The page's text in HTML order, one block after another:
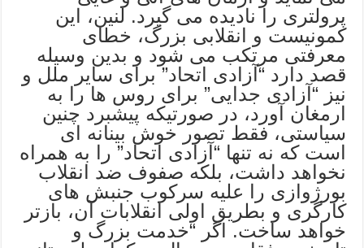
پرولتری را نادیده می گیرد. لنین، این
کمونیست و انقلابی بزرگ، خطای
معرفتی مرتکب می شود و بدین وسیله
قصد دارد “آزادی اتحاد” برای سایر ملل و
نیز “آزادی جدایی” برای روس ها را به
ارمغان آورد، در صورتیکه پیشبرد چنین
سیاستی، فقط تصور خوش بینانه ای
است که نه تنها “آزادی اتحاد” را به همراه
نخواهد داشت، بلکه صفوف ضد انقلاب
بورژوازی را علیه سرکوب جنبش های
کارگری و بطریق اولی انقلابات آن، بازتر
خواهد ساخت. اگر “خدمت بزرگ و